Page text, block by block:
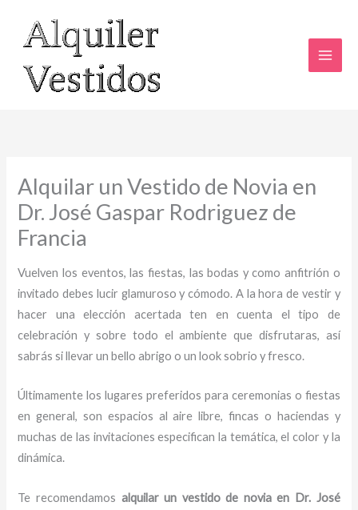
contenido
Alquilar un Vestido de Novia en
Dr. José Gaspar Rodriguez de
Francia
Vuelven los eventos, las fiestas, las bodas y como anfitrión o
invitado debes lucir glamuroso y cómodo. A la hora de vestir y
hacer una elección acertada ten en cuenta el tipo de
celebración y sobre todo el ambiente que disfrutaras, así
sabrás si llevar un bello abrigo o un look sobrio y fresco.
Últimamente los lugares preferidos para ceremonias o fiestas
en general, son espacios al aire libre, fincas o haciendas y
muchas de las invitaciones especifican la temática, el color y la
dinámica.
Te recomendamos alquilar un vestido de novia en Dr. José